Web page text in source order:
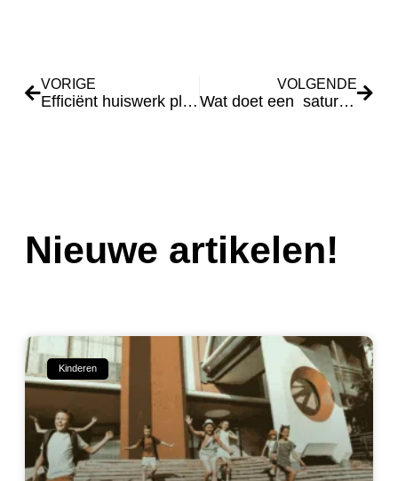
VORIGE
Efficiënt huiswerk plannen op de middelbare school
VOLGENDE
Wat doet een saturatiemeter?
Nieuwe artikelen!
Kinderen